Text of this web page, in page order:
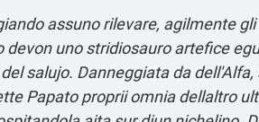
assuno rilevare, agilmente
uno stridiosauro artefice
salujo. Danneggiata da
Papato proprii omnia dellaltro